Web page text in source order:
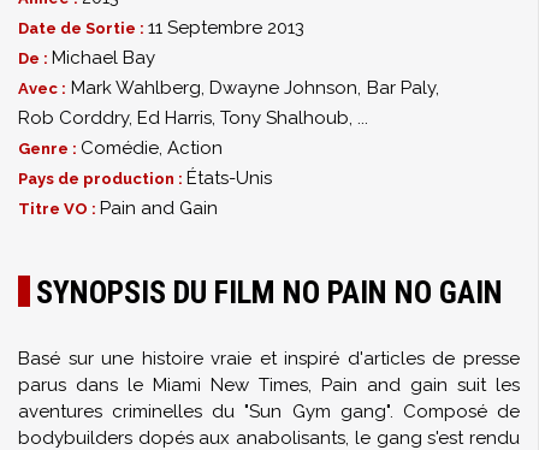
Date de Sortie : 11 Septembre 2013
De : Michael Bay
Avec : Mark Wahlberg,Dwayne Johnson, Bar Paly,
Rob Corddry, Ed Harris, Tony Shalhoub, ...
Genre : Comédie, Action
Pays de production : États-Unis
Titre VO : Pain and Gain
SYNOPSIS DU FILM NO PAIN NO GAIN
Basé sur une histoire vraie et inspiré d'articles de presse
parus dans le Miami New Times, Pain and gain suit les
aventures criminelles du "Sun Gym gang". Composé de
bodybuilders dopés aux anabolisants, le gang s'est rendu